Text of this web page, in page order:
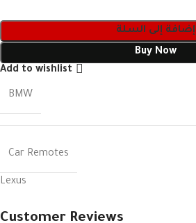
إضافة إلى السلة
Buy Now
Add to wishlist
BMW
Car Remotes
Lexus
Customer Reviews